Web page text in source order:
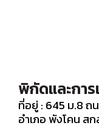
พิกัดและการ
ที่อยู่ : 645 ม.8 ถ
อำเภอ พังโคน ส